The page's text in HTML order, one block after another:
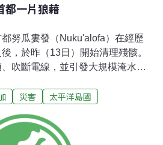
都一片狼藉
努瓜婁發（Nuku'alofa）在經歷
，於昨（13日）開始清理殘骸。
吹斷電線，並引發大規模淹水，
230公里的強風，襲擊東加王國人
辦公室（National Emergency
Kenna）告訴紐西蘭電台
災害 太平洋島國